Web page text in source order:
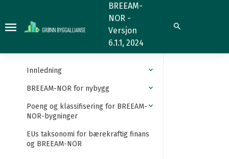
BREEAM-
NOR -
Versjon
6.1.1, 2024
Søk
Innledning
BREEAM-NOR for nybygg
Poeng og klassifisering for BREEAM-
NOR-bygninger
EUs taksonomi for bærekraftig finans
og BREEAM-NOR